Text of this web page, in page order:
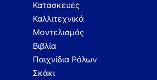
Κατασκευές
Καλλιτεχνικά
Μοντελισμός
Βιβλία
Παιχνίδια Ρόλων
Σκάκι